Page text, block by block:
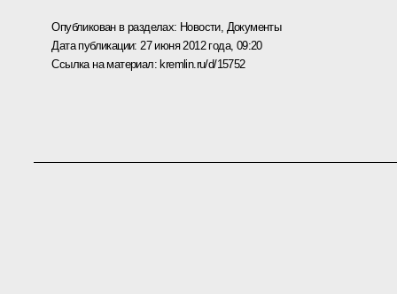
Опубликован в разделах: Новости, Документы
Дата публикации: 27 июня 2012 года, 09:20
Ссылка на материал: kremlin.ru/d/15752